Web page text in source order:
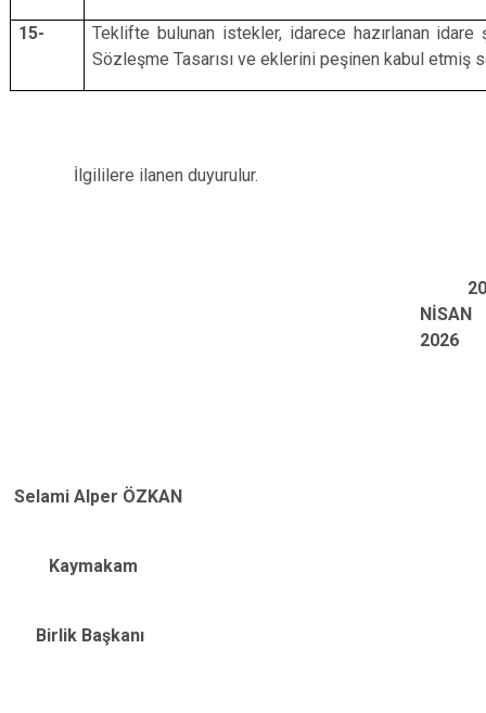
15-
Teklifte bulunan istekler, idarece hazırlanan idare
Sözleşme Tasarısı ve eklerini peşinen kabul etmiş
İlgililere ilanen duyurulur.
20
NİSAN
2026
Selami Alper ÖZKAN
Kaymakam
Birlik Başkanı